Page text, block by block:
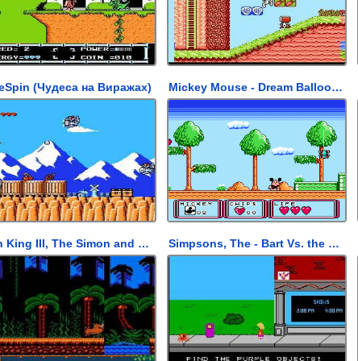
(Чудеса на Виражах) Mickey Mouse - Dream Balloon (Микки Маус - Мечты о Воздушном Шаре)
Lion King III, The Simon and Pumba (Pirate) (Король Лев 3, Тимон и Пумба) Simpsons, The - Bart Vs. the Space Mutants (Симпсоны - Барт против Космических Мутантов)